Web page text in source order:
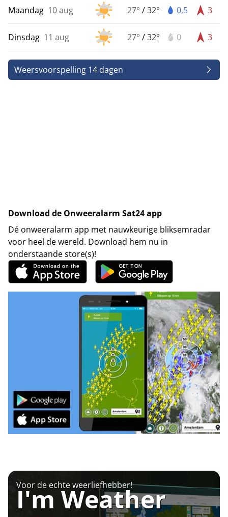
Maandag 10 aug 27° /32° 0,5 3
Dinsdag 11 aug 27° /32° 0 3
Weersvoorspelling 14 dagen
Download de Onweeralarm Sat24 app
Dé onweeralarm app met nauwkeurige bliksemradar
voor heel de wereld. Download hem nu in
onderstaande store(s)!
Voor de echte weerliefhebber!
I'm Weather